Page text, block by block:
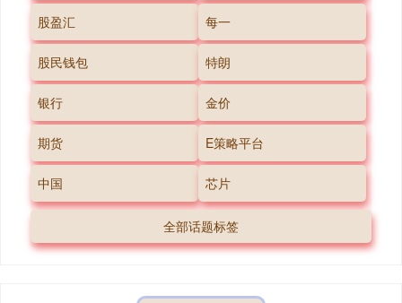
股盈汇 每一
股民钱包 特朗
银行 金价
期货 E策略平台
中国 芯片
全部话题标签